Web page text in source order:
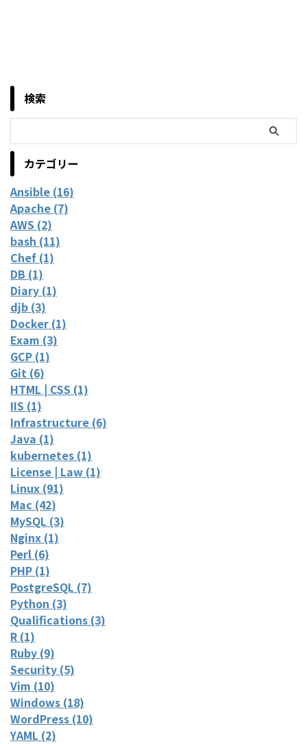
検索
カテゴリー
Ansible (16)
Apache (7)
AWS (2)
bash (11)
Chef (1)
DB (1)
Diary (1)
djb (3)
Docker (1)
Exam (3)
GCP (1)
Git (6)
HTML | CSS (1)
IIS (1)
Infrastructure (6)
Java (1)
kubernetes (1)
License | Law (1)
Linux (91)
Mac (42)
MySQL (3)
Nginx (1)
Perl (6)
PHP (1)
PostgreSQL (7)
Python (3)
Qualifications (3)
R (1)
Ruby (9)
Security (5)
Vim (10)
Windows (18)
WordPress (10)
YAML (2)